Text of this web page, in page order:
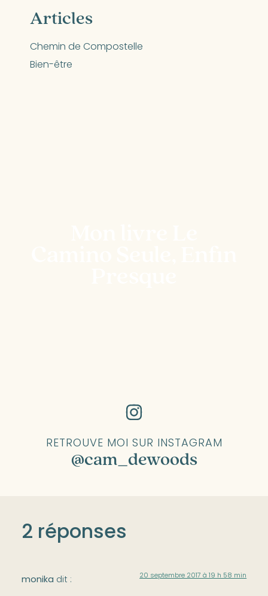
Articles
Chemin de Compostelle
Bien-être
RETROUVE MOI SUR INSTAGRAM
@cam_dewoods
2 réponses
monika dit : 20 septembre 2017 à 19 h 58 min